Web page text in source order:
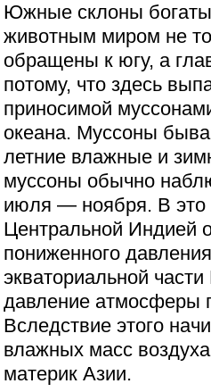
Южные склоны
животным миром не
обращены к югу, а
потому, что здесь
приносимой
океана. Муссоны
летние влажные и
муссоны обычно
июля — ноября. В это
Центральной Индией
пониженного
экваториальной
давление атмосферы
Вследствие этого
влажных масс
материк Азии.